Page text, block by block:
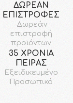
ΔΩΡΕΑΝ
ΕΠΙΣΤΡΟΦΕΣ
Δωρεάν
επιστροφή
προϊόντων
35 ΧΡΟΝΙΑ
ΠΕΙΡΑΣ
Εξειδικευμένο
Προσωπικό